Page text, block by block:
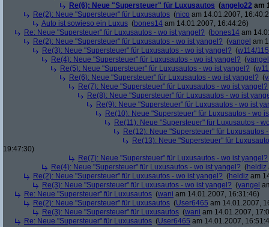
Re(6): Neue "Supersteuer" für Luxusautos (angelo22 am
Re(2): Neue "Supersteuer" für Luxusautos (nico am 14.01.2007,
Auto ist sowieso ein Luxus (bones14 am 14.01.2007, 16:44:26)
Re: Neue "Supersteuer" für Luxusautos - wo ist yangel? (bones14 am
Re(2): Neue "Supersteuer" für Luxusautos - wo ist yangel? (yangel am
Re(3): Neue "Supersteuer" für Luxusautos - wo ist yangel? (w114/115
Re(4): Neue "Supersteuer" für Luxusautos - wo ist yangel? (yangel
Re(5): Neue "Supersteuer" für Luxusautos - wo ist yangel? (
Re(6): Neue "Supersteuer" für Luxusautos - wo ist yangel? (
Re(7): Neue "Supersteuer" für Luxusautos - wo ist yangel?
Re(8): Neue "Supersteuer" für Luxusautos - wo ist
Re(9): Neue "Supersteuer" für Luxusautos - wo ist
Re(10): Neue "Supersteuer" für Luxusautos - wo
Re(11): Neue "Supersteuer" für Luxusautos -
Re(12): Neue "Supersteuer" für Luxusautos
Re(13): Neue "Supersteuer" für
19:47:30)
Re(7): Neue "Supersteuer" für Luxusautos - wo ist yangel?
Re(4): Neue "Supersteuer" für Luxusautos - wo ist yangel? (heldiz
Re(2): Neue "Supersteuer" für Luxusautos - wo ist yangel? (heldiz am
Re(3): Neue "Supersteuer" für Luxusautos - wo ist yangel? (yangel
Re: Neue "Supersteuer" für Luxusautos (wani am 14.01.2007, 16:31:46)
Re(2): Neue "Supersteuer" für Luxusautos (User6465 am 14.01.2007,
Re(3): Neue "Supersteuer" für Luxusautos (wani am 14.01.2007,
Re: Neue "Supersteuer" für Luxusautos (User6465 am 14.01.2007,